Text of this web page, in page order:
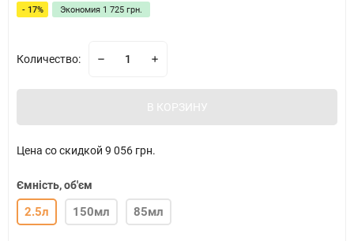
- 17% Экономия 1 725 грн.
Количество:
В КОРЗИНУ
Цена со скидкой 9 056 грн.
Ємність, об'єм
2.5л 150мл 85мл